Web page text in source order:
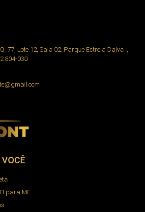
77, Lote 12, Sala 02. Parque Estrela Dalva I,
030
VOCÊ
para ME